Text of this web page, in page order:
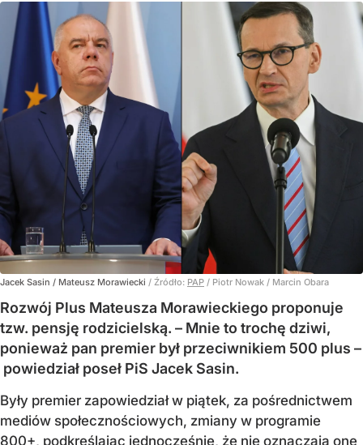
Jacek Sasin / Mateusz Morawiecki / Źródło: PAP / Piotr Nowak / Marcin Obara
Rozwój Plus Mateusza Morawieckiego proponuje
tzw. pensję rodzicielską. – Mnie to trochę dziwi,
ponieważ pan premier był przeciwnikiem 500 plus –
powiedział poseł PiS Jacek Sasin.
Były premier zapowiedział w piątek, za pośrednictwem
mediów społecznościowych, zmiany w programie
800+, podkreślając jednocześnie, że nie oznaczają one